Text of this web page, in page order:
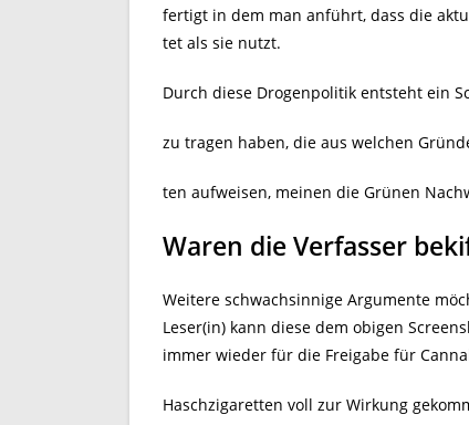
fertigt in dem man anführt, dass die
tet als sie nutzt.
Durch diese Drogenpolitik entsteht ein
zu tragen haben, die aus welchen
ten aufweisen, meinen die Grünen
Waren die Verfasser
Weitere schwachsinnige Argumente
Leser(in) kann diese dem obigen
immer wieder für die Freigabe für
Haschzigaretten voll zur Wirkung